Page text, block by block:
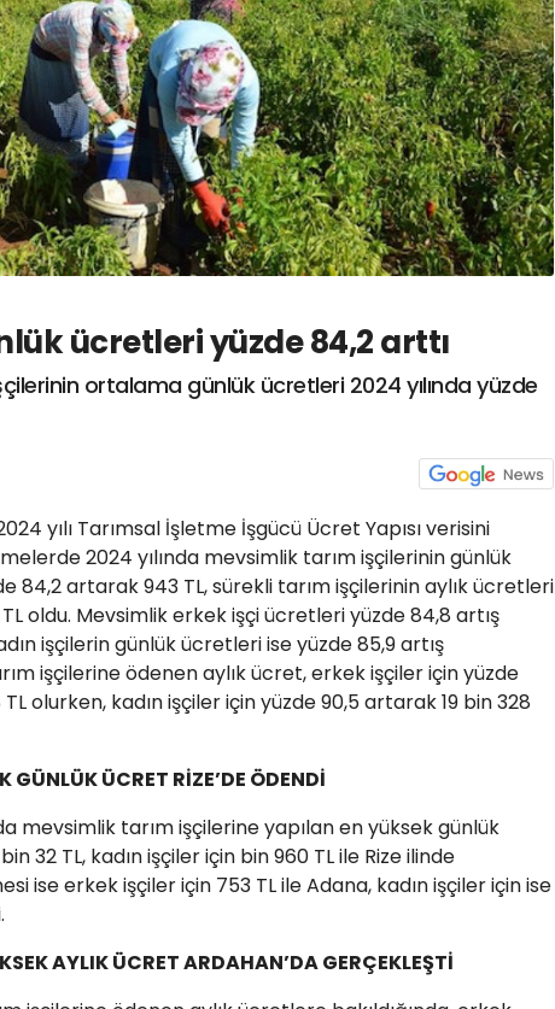
ücretleri yüzde 84,2 arttı
ortalama günlük ücretleri 2024 yılında yüzde
yılı Tarımsal İşletme İşgücü Ücret Yapısı verisini
2024 yılında mevsimlik tarım işçilerinin günlük
84,2 artarak 943 TL, sürekli tarım işçilerinin aylık ücretleri
oldu. Mevsimlik erkek işçi ücretleri yüzde 84,8 artış
işçilerin günlük ücretleri ise yüzde 85,9 artış
işçilerine ödenen aylık ücret, erkek işçiler için yüzde
olurken, kadın işçiler için yüzde 90,5 artarak 19 bin 328
GÜNLÜK ÜCRET RİZE’DE ÖDENDİ
mevsimlik tarım işçilerine yapılan en yüksek günlük
32 TL, kadın işçiler için bin 960 TL ile Rize ilinde
ise erkek işçiler için 753 TL ile Adana, kadın işçiler için ise
AYLIK ÜCRET ARDAHAN’DA GERÇEKLEŞTİ